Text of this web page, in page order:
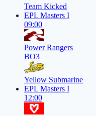
Team Kicked
EPL Masters I
09:00
Power Rangers
BO3
Yellow Submarine
EPL Masters I
12:00